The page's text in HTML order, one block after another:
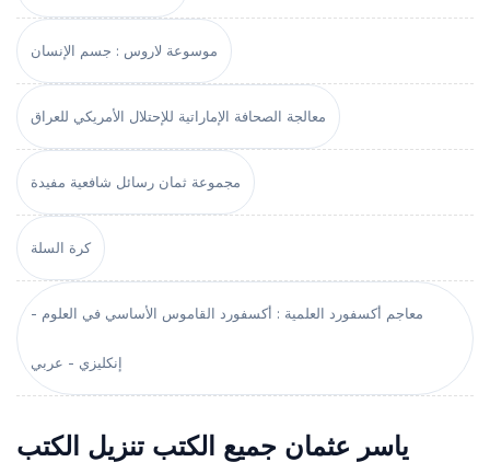
موسوعة لاروس : جسم الإنسان
معالجة الصحافة الإماراتية للإحتلال الأمريكي للعراق
مجموعة ثمان رسائل شافعية مفيدة
كرة السلة
معاجم أكسفورد العلمية : أكسفورد القاموس الأساسي في العلوم -
إنكليزي - عربي
ياسر عثمان جميع الكتب تنزيل الكتب